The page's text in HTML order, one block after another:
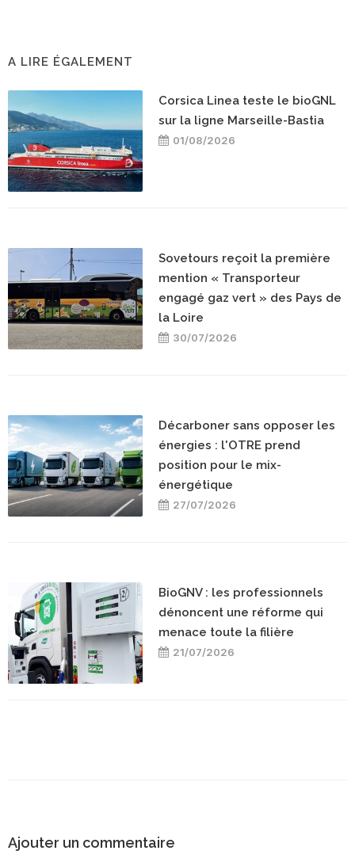
A LIRE ÉGALEMENT
Corsica Linea teste le bioGNL
sur la ligne Marseille-Bastia
01/08/2026
Sovetours reçoit la première
mention « Transporteur
engagé gaz vert » des Pays de
la Loire
30/07/2026
Décarboner sans opposer les
énergies : l'OTRE prend
position pour le mix-
énergétique
27/07/2026
BioGNV : les professionnels
dénoncent une réforme qui
menace toute la filière
21/07/2026
Ajouter un commentaire